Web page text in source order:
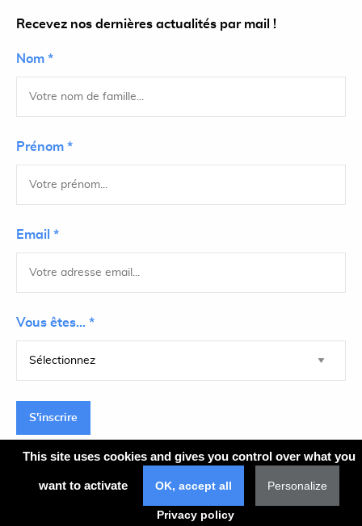
Recevez nos dernières actualités par mail !
Nom *
Prénom *
Email *
Vous êtes... *
S'inscrire
This site uses cookies and gives you control over what you
want to activate OK, accept all Personalize
Privacy policy